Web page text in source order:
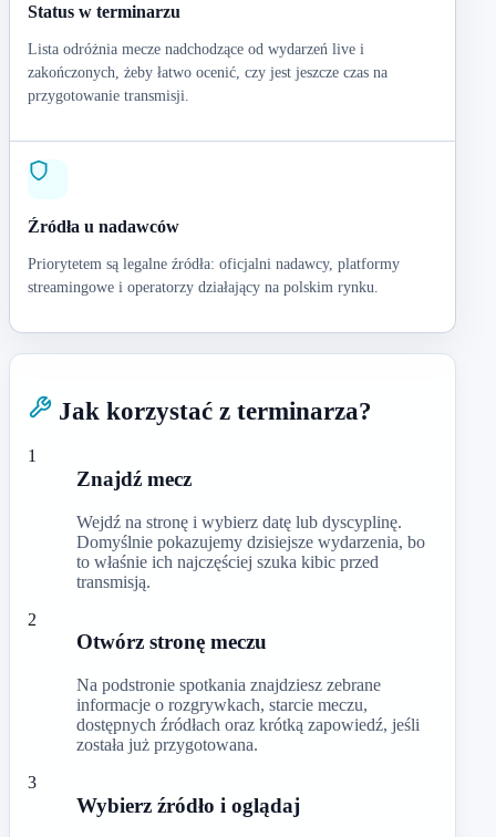
Status w terminarzu
Lista odróżnia mecze nadchodzące od wydarzeń live i
zakończonych, żeby łatwo ocenić, czy jest jeszcze czas na
przygotowanie transmisji.
Źródła u nadawców
Priorytetem są legalne źródła: oficjalni nadawcy, platformy
streamingowe i operatorzy działający na polskim rynku.
Jak korzystać z terminarza?
1
Znajdź mecz
Wejdź na stronę i wybierz datę lub dyscyplinę.
Domyślnie pokazujemy dzisiejsze wydarzenia, bo
to właśnie ich najczęściej szuka kibic przed
transmisją.
2
Otwórz stronę meczu
Na podstronie spotkania znajdziesz zebrane
informacje o rozgrywkach, starcie meczu,
dostępnych źródłach oraz krótką zapowiedź, jeśli
została już przygotowana.
3
Wybierz źródło i oglądaj